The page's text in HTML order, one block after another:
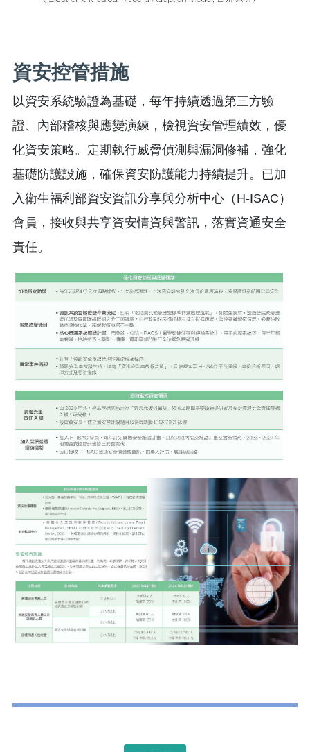
資安控管措施
以資安系統驗證為基礎，每年持續透過第三方驗
證、內部稽核與應變演練，檢視資安管理績效，優
化資安策略。定期執行威脅偵測與漏洞修補，強化
基礎防護設施，確保資安防護能力持續提升。已加
入衛生福利部資安資訊分享與分析中心（H-ISAC）
會員，接收與共享資安情資與警訊，落實資通安全
責任。